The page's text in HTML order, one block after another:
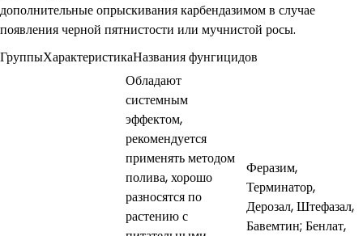
дополнительные опрыскивания карбендазимом в случае
появления черной пятнистости или мучнистой росы.
ГруппыХарактеристикаНазвания фунгицидов
Обладают
системным
эффектом,
рекомендуется
применять методом
полива, хорошо
разносятся по
растению с
Феразим,
Терминатор,
Дерозал, Штефазал,
Бавемтин; Бенлат,